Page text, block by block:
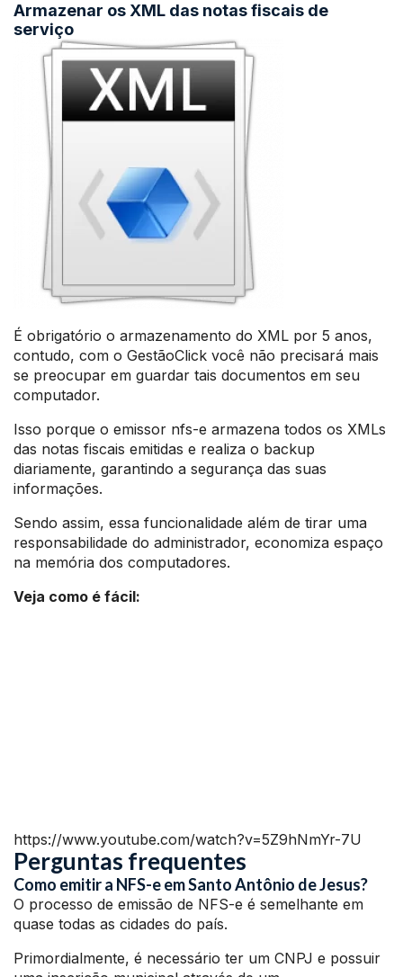
Armazenar os XML das notas fiscais de
serviço
É obrigatório o armazenamento do XML por 5 anos,
contudo, com o GestãoClick você não precisará mais
se preocupar em guardar tais documentos em seu
computador.
Isso porque o emissor nfs-e armazena todos os XMLs
das notas fiscais emitidas e realiza o backup
diariamente, garantindo a segurança das suas
informações.
Sendo assim, essa funcionalidade além de tirar uma
responsabilidade do administrador, economiza espaço
na memória dos computadores.
Veja como é fácil:
https://www.youtube.com/watch?v=5Z9hNmYr-7U
Perguntas frequentes
Como emitir a NFS-e em Santo Antônio de Jesus?
O processo de emissão de NFS-e é semelhante em
quase todas as cidades do país.
Primordialmente, é necessário ter um CNPJ e possuir